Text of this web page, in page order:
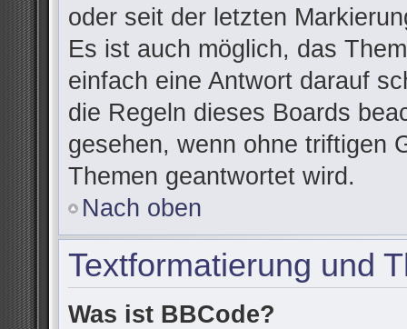
oder seit der letzten
Es ist auch möglich, das
einfach eine Antwort darauf
die Regeln dieses Boards
gesehen, wenn ohne triftigen
Themen geantwortet wird.
Nach oben
Textformatierung und
Was ist BBCode?